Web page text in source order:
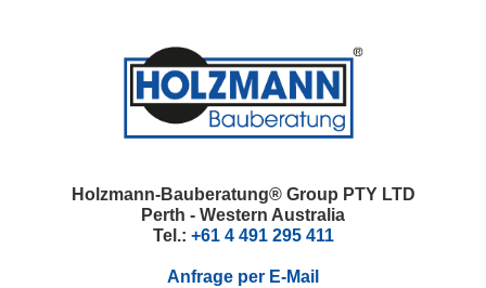
Holzmann-Bauberatung® Group PTY LTD
Perth - Western Australia
Tel.: +61 4 491 295 411
Anfrage per E-Mail